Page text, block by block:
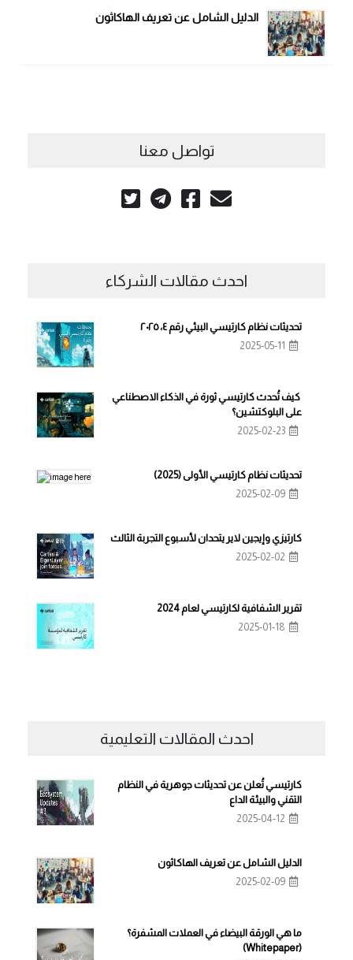
الدليل الشامل عن تعريف الهاكاثون
تواصل معنا
احدث مقالات الشركاء
تحديثات نظام كارتيسي البيئي رقم ٤، ٢٠٢٥
2025-05-11
كيف تُحدث كارتيسي ثورة في الذكاء الاصطناعي
على البلوكتشين؟
2025-02-23
تحديثات نظام كارتيسي الأولى (2025)
2025-02-09
كارتيزي وإيجين لاير يتحدان لأسبوع التجربة الثالث
2025-02-02
تقرير الشفافية لكارتيسي لعام 2024
2025-01-18
احدث المقالات التعليمية
كارتيسي تُعلن عن تحديثات جوهرية في النظام
التقني والبيئة الداع
2025-04-12
الدليل الشامل عن تعريف الهاكاثون
2025-02-09
ما هي الورقة البيضاء في العملات المشفرة؟
(Whitepaper)